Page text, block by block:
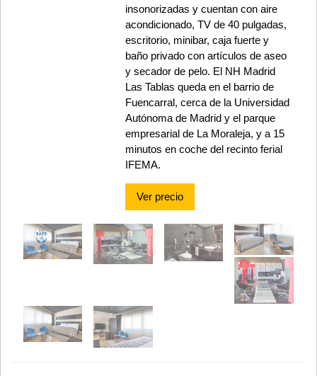
insonorizadas y cuentan con aire
acondicionado, TV de 40 pulgadas,
escritorio, minibar, caja fuerte y
baño privado con artículos de aseo
y secador de pelo. El NH Madrid
Las Tablas queda en el barrio de
Fuencarral, cerca de la Universidad
Autónoma de Madrid y el parque
empresarial de La Moraleja, y a 15
minutos en coche del recinto ferial
IFEMA.
Ver precio